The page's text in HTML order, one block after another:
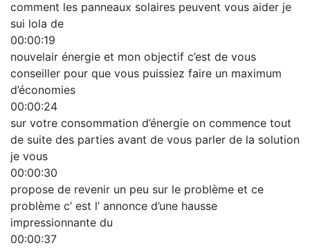
comment les panneaux solaires peuvent vous aider je
sui lola de
00:00:19
nouvelair énergie et mon objectif c’est de vous
conseiller pour que vous puissiez faire un maximum
d’économies
00:00:24
sur votre consommation d’énergie on commence tout
de suite des parties avant de vous parler de la solution
je vous
00:00:30
propose de revenir un peu sur le problème et ce
problème c’ est l’ annonce d’une hausse
impressionnante du
00:00:37